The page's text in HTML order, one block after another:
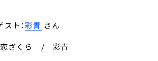
ト：彩青 さん
ざくら / 彩青